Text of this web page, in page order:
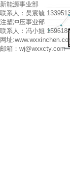
新能源事业部
联系人：吴宸毓
注塑冲压事业部
联系人：冯小姐
网址
邮箱：wj@wxxcty.com